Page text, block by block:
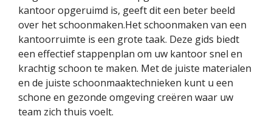
kantoor opgeruimd is, geeft dit een beter beeld
over het schoonmaken.Het schoonmaken van een
kantoorruimte is een grote taak. Deze gids biedt
een effectief stappenplan om uw kantoor snel en
krachtig schoon te maken. Met de juiste materialen
en de juiste schoonmaaktechnieken kunt u een
schone en gezonde omgeving creëren waar uw
team zich thuis voelt.